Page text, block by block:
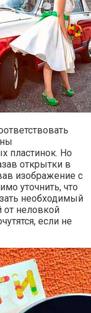
пластинок. Но
открытки в
изображение с
уточнить, что
необходимый
от неловкой
если не